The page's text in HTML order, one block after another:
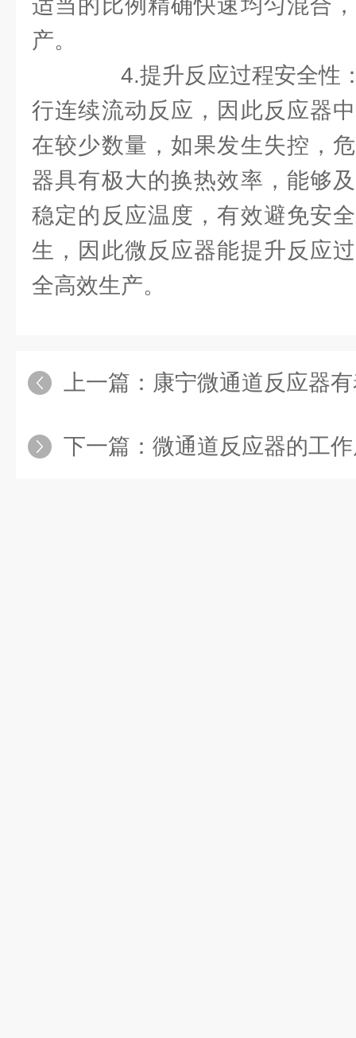
适当的比例精确快速均匀混合
产。
4.提升反应过程安全性
行连续流动反应，因此反应器
在较少数量，如果发生失控，
器具有极大的换热效率，能够
稳定的反应温度，有效避免安
生，因此微反应器能提升反应
全高效生产。
上一篇： 康宁微通道反应器有
下一篇： 微通道反应器的工